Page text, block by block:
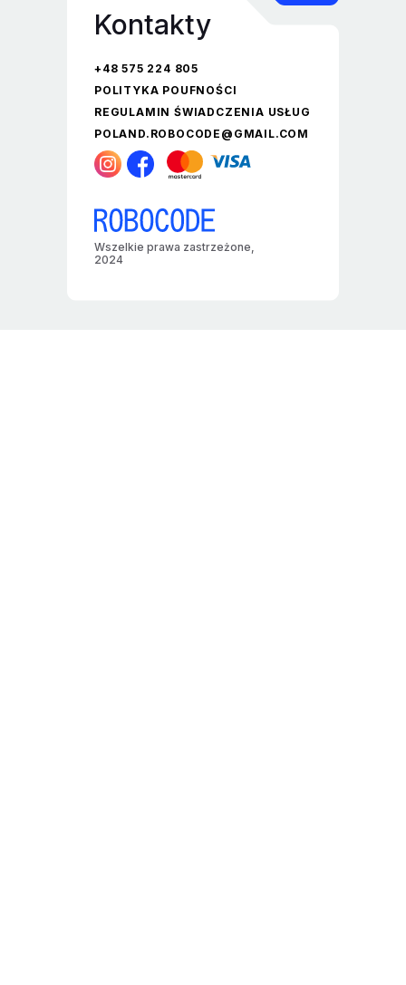
Kontakty
+48 575 224 805
POLAND.ROBOCODE@GMAIL.COM
POLITYKA POUFNOŚCI
REGULAMIN ŚWIADCZENIA USŁUG
Wszelkie prawa zastrzeżone,
2024